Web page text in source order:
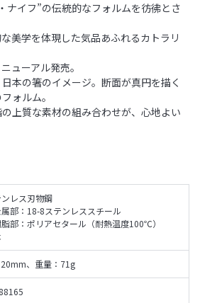
ナイフ”の伝統的なフォルムを彷彿とさ
美学を体現した気品あふれるカトラリ
ューアル発売。
本の箸のイメージ。断面が真円を描く
ォルム。
上質な素材の組み合わせが、心地よい
レス刃物鋼
部：18-8ステンレススチール
部：ポリアセタール（耐熱温度100℃）
、重量：71g